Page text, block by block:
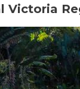
Victoria